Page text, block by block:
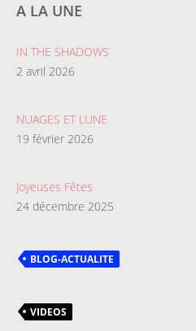
A LA UNE
IN THE SHADOWS
2 avril 2026
NUAGES ET LUNE
19 février 2026
Joyeuses Fêtes
24 décembre 2025
BLOG-ACTUALITE
VIDEOS